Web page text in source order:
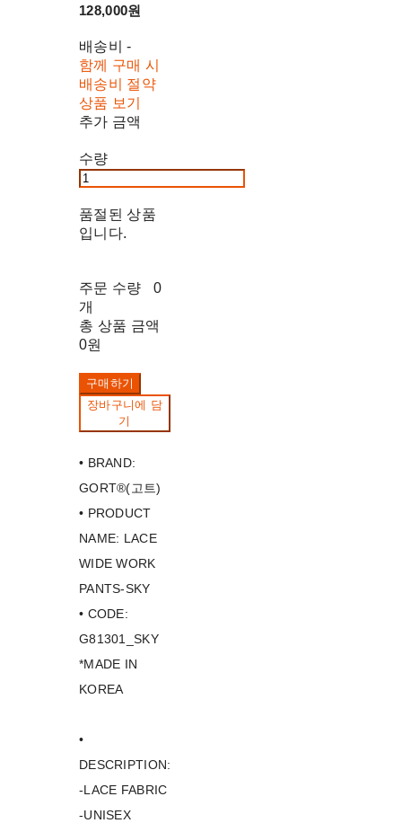
128,000원
배송비-
함께 구매 시
배송비 절약
상품 보기
추가 금액
수량
품절된 상품
입니다.
주문 수량
0
개
총 상품 금액
0원
구매하기
장바구니에 담
기
• BRAND:
GORT®(고트)
• PRODUCT
NAME: LACE
WIDE WORK
PANTS-SKY
• CODE:
G81301_SKY
*MADE IN
KOREA
•
DESCRIPTION:
-LACE FABRIC
-UNISEX